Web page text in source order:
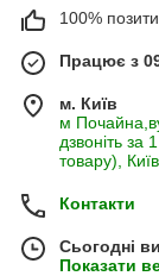
100%
Працює з
м. Київ
м
дзвоніть за
товару),
Контакти
Сьогодні
Показати